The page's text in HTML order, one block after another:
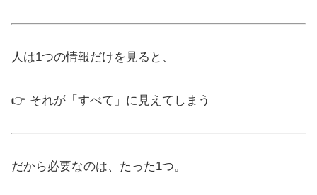
人は1つの情報だけを見ると、
👉 それが「すべて」に見えてしまう
だから必要なのは、たった1つ。